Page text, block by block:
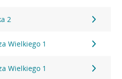
2
Wielkiego 1
Wielkiego 1